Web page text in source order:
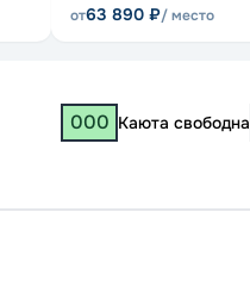
от63 890 ₽/ место
000 Каюта свободна